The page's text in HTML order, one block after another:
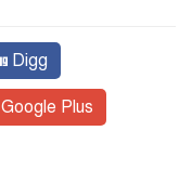
Digg
Google Plus